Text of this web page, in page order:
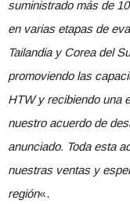
suministrado más de
en varias etapas de
Tailandia y Corea del
promoviendo las
HTW y recibiendo una
nuestro acuerdo de
anunciado. Toda esta
nuestras ventas y
región«.